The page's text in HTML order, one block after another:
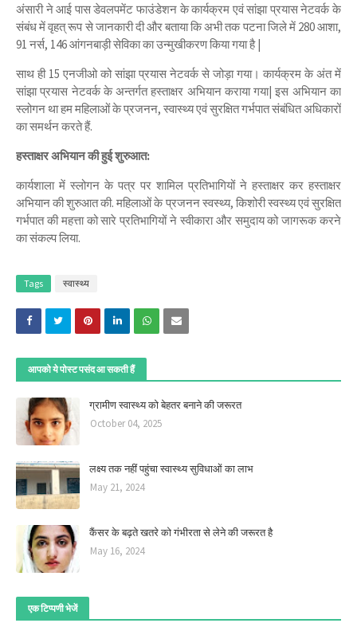
अंसारी ने आई पास डेवलपमेंट फाउंडेशन के कार्यक्रम एवं सांझा प्रयास नेटवर्क के
संबंध में वृहत् रूप से जानकारी दी और बताया कि अभी तक पटना जिले में 280 आशा,
91 नर्स, 146 आंगनबाड़ी सेविका का उन्मुखीकरण किया गया है |
साथ ही 15 एनजीओ को सांझा प्रयास नेटवर्क से जोड़ा गया। कार्यक्रम के अंत में
सांझा प्रयास नेटवर्क के अन्तर्गत हस्ताक्षर अभियान कराया गया| इस अभियान का
स्लोगन था हम महिलाओं के प्रजनन, स्वास्थ्य एवं सुरक्षित गर्भपात संबंधित अधिकारों
का समर्थन करते हैं.
हस्ताक्षर अभियान की हुई शुरुआत:
कार्यशाला में स्लोगन के पत्र पर शामिल प्रतिभागियों ने हस्ताक्षर कर हस्ताक्षर
अभियान की शुरुआत की. महिलाओं के प्रजनन स्वस्थ्य, किशोरी स्वस्थ्य एवं सुरक्षित
गर्भपात की महत्ता को सारे प्रतिभागियों ने स्वीकारा और समुदाय को जागरूक करने
का संकल्प लिया.
Tags स्वास्थ्य
आपको ये पोस्ट पसंद आ सकती हैं
ग्रामीण स्वास्थ्य को बेहतर बनाने की जरूरत
October 04, 2025
लक्ष्य तक नहीं पहुंचा स्वास्थ्य सुविधाओं का लाभ
May 21, 2024
कैंसर के बढ़ते खतरे को गंभीरता से लेने की जरूरत है
May 16, 2024
एक टिप्पणी भेजें